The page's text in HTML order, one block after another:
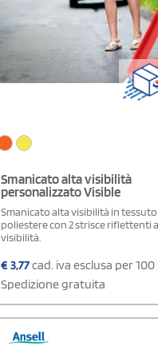
Smanicato alta visibilità
personalizzato Visible
Smanicato alta visibilità in tessuto
poliestere con 2 strisce riflettenti
visibilità.
€3,77cad. iva esclusa per 100
Spedizione gratuita